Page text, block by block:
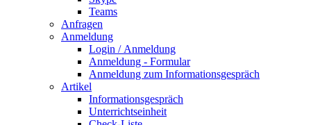
Teams
Anfragen
Anmeldung
Login / Anmeldung
Anmeldung - Formular
Anmeldung zum Informationsgespräch
Artikel
Informationsgespräch
Unterrichtseinheit